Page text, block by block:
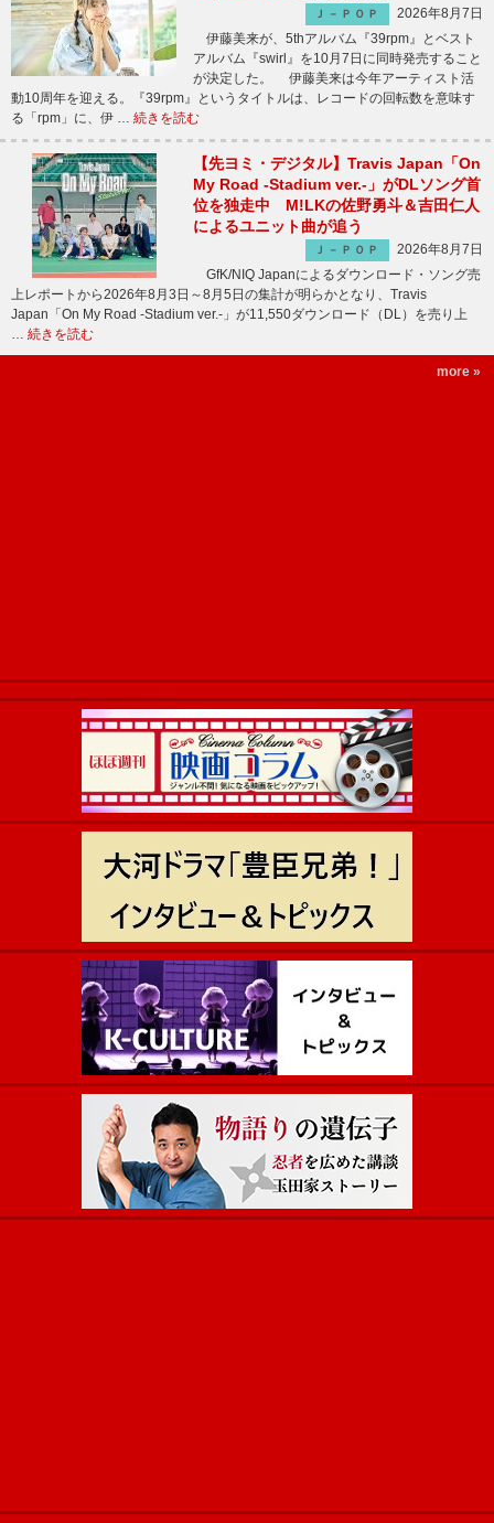
Ｊ－ＰＯＰ
2026年8月7日
伊藤美来が、5thアルバム『39rpm』とベスト
アルバム『swirl』を10月7日に同時発売すること
が決定した。 伊藤美来は今年アーティスト活
動10周年を迎える。『39rpm』というタイトルは、レコードの回転数を意味す
る「rpm」に、伊 … 続きを読む
【先ヨミ・デジタル】Travis Japan「On
My Road -Stadium ver.-」がDLソング首
位を独走中 M!LKの佐野勇斗＆吉田仁人
によるユニット曲が追う
Ｊ－ＰＯＰ
2026年8月7日
GfK/NIQ Japanによるダウンロード・ソング売
上レポートから2026年8月3日～8月5日の集計が明らかとなり、Travis
Japan「On My Road -Stadium ver.-」が11,550ダウンロード（DL）を売り上
… 続きを読む
more »